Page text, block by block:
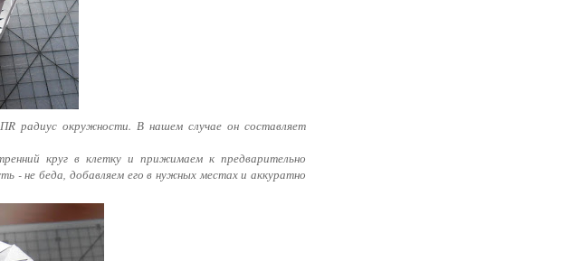
радиус окружности. В нашем случае он составляет
круг в клетку и прижимаем к предварительно
- не беда, добавляем его в нужных местах и аккуратно